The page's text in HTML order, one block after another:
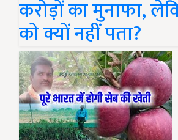
करोड़ों का मुनाफा,
को क्यों नहीं पता?